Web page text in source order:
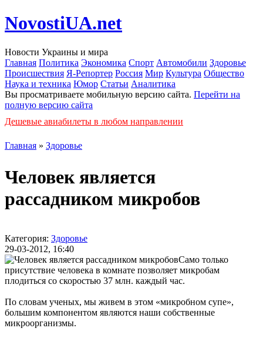
NovostiUA.net
Новости Украины и мира
Главная Политика Экономика Спорт Автомобили Здоровье
Происшествия Я-Репортер Россия Мир Культура Общество
Наука и техника Юмор Статьи Аналитика
Вы просматриваете мобильную версию сайта. Перейти на
полную версию сайта
Дешевые авиабилеты в любом направлении
Главная » Здоровье
Человек является
рассадником микробов
Категория: Здоровье
29-03-2012, 16:40
Само только
присутствие человека в комнате позволяет микробам
плодиться со скоростью 37 млн. каждый час.
По словам ученых, мы живем в этом «микробном супе»,
большим компонентом являются наши собственные
микроорганизмы.